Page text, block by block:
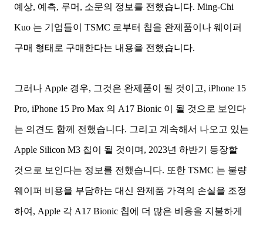
예상, 예측, 루머, 소문의 정보를 전했습니다. Ming-Chi
Kuo 는 기업들이 TSMC 로부터 칩을 완제품이나 웨이퍼
구매 형태로 구매한다는 내용을 전했습니다.
그러나 Apple 경우, 그것은 완제품이 될 것이고, iPhone 15
Pro, iPhone 15 Pro Max 의 A17 Bionic 이 될 것으로 보인다
는 의견도 함께 전했습니다. 그리고 계속해서 나오고 있는
Apple Silicon M3 칩이 될 것이며, 2023년 하반기 등장할
것으로 보인다는 정보를 전했습니다. 또한 TSMC 는 불량
웨이퍼 비용을 부담하는 대신 완제품 가격의 손실을 조정
하여, Apple 각 A17 Bionic 칩에 더 많은 비용을 지불하게